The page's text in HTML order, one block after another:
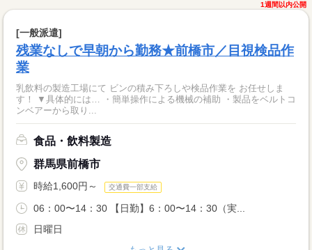
1週間以内公開
[一般派遣]
残業なしで早朝から勤務★前橋市／目視検品作
業
乳飲料の製造工場にて ビンの積み下ろしや検品作業を お任せしま
す！ ▼具体的には… ・簡単操作による機械の補助 ・製品をベルトコ
ンベアーから取り...
食品・飲料製造
群馬県前橋市
時給1,600円～ 交通費一部支給
06：00〜14：30 【日勤】6：00〜14：30（実...
日曜日